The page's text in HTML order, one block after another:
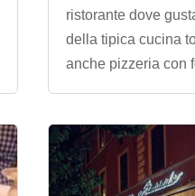
ristorante dove
della tipica cucina
anche pizzeria con